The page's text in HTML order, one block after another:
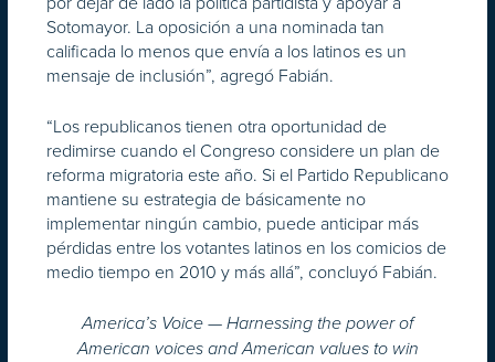
Sotomayor. La oposición a una nominada tan
calificada lo menos que envía a los latinos es un
mensaje de inclusión”, agregó Fabián.
“Los republicanos tienen otra oportunidad de
redimirse cuando el Congreso considere un plan de
reforma migratoria este año. Si el Partido Republicano
mantiene su estrategia de básicamente no
implementar ningún cambio, puede anticipar más
pérdidas entre los votantes latinos en los comicios de
medio tiempo en 2010 y más allá”, concluyó Fabián.
America’s Voice — Harnessing the power of
American voices and American values to win